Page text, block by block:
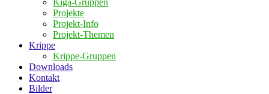
Kiga-Gruppen
Projekte
Projekt-Info
Projekt-Themen
Krippe
Krippe-Gruppen
Downloads
Kontakt
Bilder